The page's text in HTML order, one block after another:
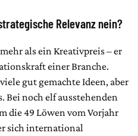
Relevanz nein?
als ein Kreativpreis – er
einer Branche.
gut gemachte Ideen, aber
Bei noch elf ausstehenden
die 49 Löwen vom Vorjahr
sich international